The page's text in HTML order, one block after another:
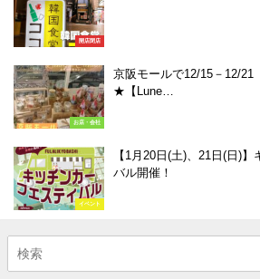
開店閉店
お店・会社
京阪モールで12/15－12/
★【Lune…
イベント
【1月20日(土)、21日(日)
バル開催！